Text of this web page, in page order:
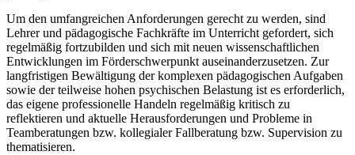
Um den umfangreichen Anforderungen gerecht zu werden, sind
Lehrer und pädagogische Fachkräfte im Unterricht gefordert, sich
regelmäßig fortzubilden und sich mit neuen wissenschaftlichen
Entwicklungen im Förderschwerpunkt auseinanderzusetzen. Zur
langfristigen Bewältigung der komplexen pädagogischen Aufgaben
sowie der teilweise hohen psychischen Belastung ist es erforderlich,
das eigene professionelle Handeln regelmäßig kritisch zu
reflektieren und aktuelle Herausforderungen und Probleme in
Teamberatungen bzw. kollegialer Fallberatung bzw. Supervision zu
thematisieren.